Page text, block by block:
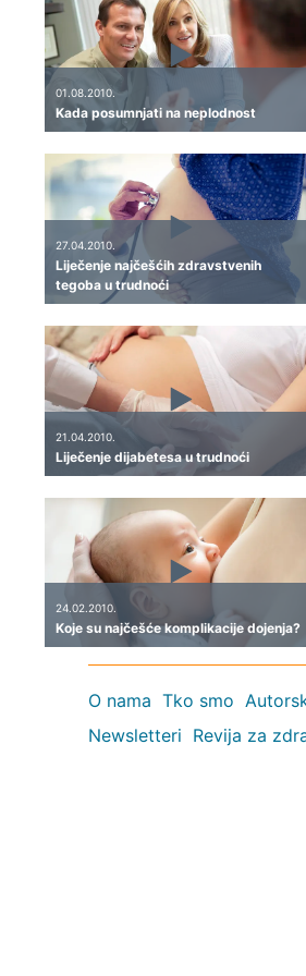
01.08.2010.
Kada posumnjati na neplodnost
27.04.2010.
Liječenje najčešćih zdravstvenih
tegoba u trudnoći
21.04.2010.
Liječenje dijabetesa u trudnoći
24.02.2010.
Koje su najčešće komplikacije dojenja?
O nama Tko smo
Newsletteri Revija za